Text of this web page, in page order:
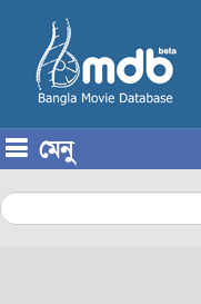
মেনু